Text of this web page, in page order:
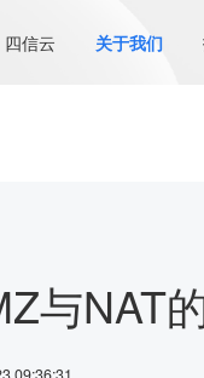
四信云 关于我们
与NAT